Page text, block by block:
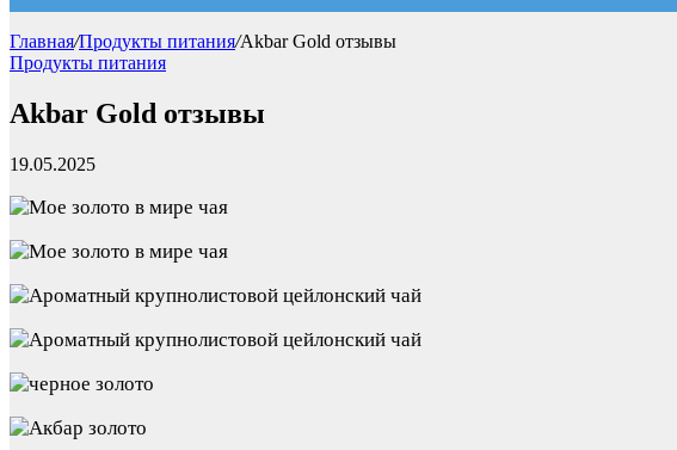
Главная/Продукты питания/Akbar Gold отзывы
Продукты питания
Akbar Gold отзывы
19.05.2025